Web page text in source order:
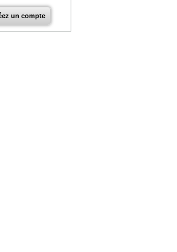
un compte